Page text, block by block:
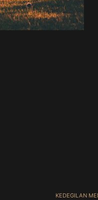
KEDEGILAN